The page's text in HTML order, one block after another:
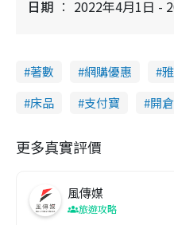
日期 2022年4月1日 -
著數 網購優惠
床品
支付寶 開倉
更多真實評價
風傳媒
旅遊攻略